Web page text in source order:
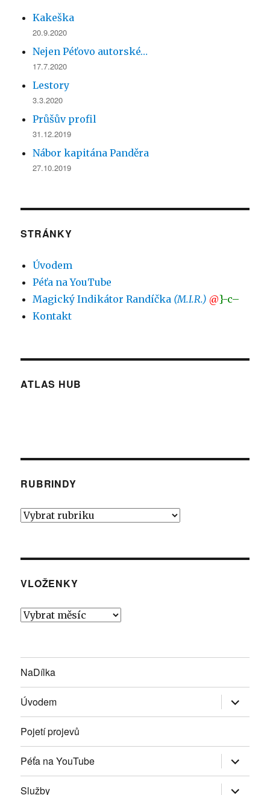
Kakeška
20.9.2020
Nejen Péťovo autorské…
17.7.2020
Lestory
3.3.2020
Průšův profil
31.12.2019
Nábor kapitána Panděra
27.10.2019
STRÁNKY
Úvodem
Péťa na YouTube
Magický Indikátor Randíčka (M.I.R.) @}-c–
Kontakt
ATLAS HUB
RUBRINDY
Rubrindy
VLOŽENKY
Vloženky
NaDílka
Úvodem Zobrazit
položky
Pojetí projevů
Péťa na YouTube Zobrazit
položky
Služby
Zobrazit